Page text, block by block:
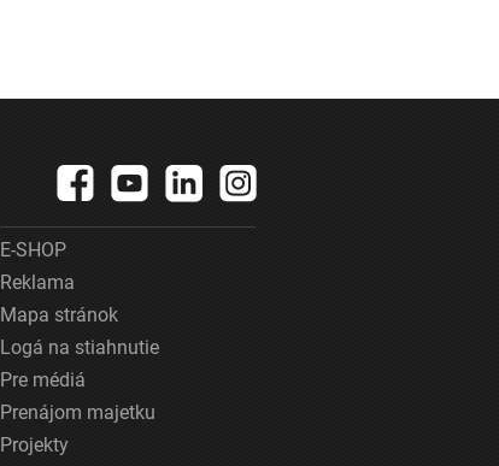
E-SHOP
Reklama
Mapa stránok
Logá na stiahnutie
Pre médiá
Prenájom majetku
Projekty